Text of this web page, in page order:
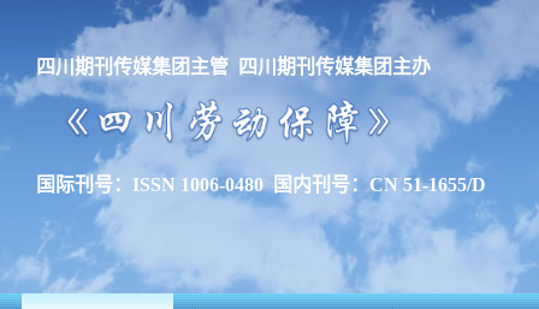
四川期刊传媒集团主管 四川期刊传媒集团主办
国际刊号：ISSN 1006-0480 国内刊号：CN 51-1655/D